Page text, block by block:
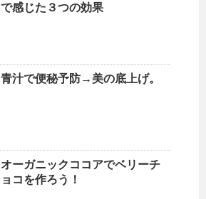
で感じた３つの効果
青汁で便秘予防→美の底上げ。
オーガニックココアでベリーチ
ョコを作ろう！